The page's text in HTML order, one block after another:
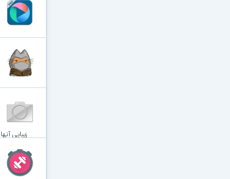
زیبایی آنها